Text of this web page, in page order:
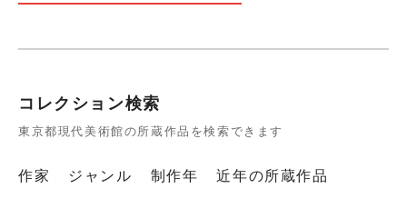
コレクション検索
東京都現代美術館の所蔵作品を検索できます
作家 ジャンル 制作年
近年の所蔵作品